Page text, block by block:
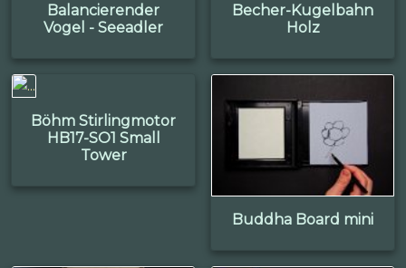
Balancierender
Vogel - Seeadler
Becher-Kugelbahn
Holz
Böhm Stirlingmotor
HB17-SO1 Small
Tower
Buddha Board mini